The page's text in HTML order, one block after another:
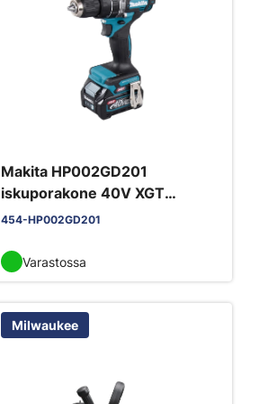
Makita HP002GD201
iskuporakone 40V XGT
2x2,5Ah
454-HP002GD201
Varastossa
Milwaukee